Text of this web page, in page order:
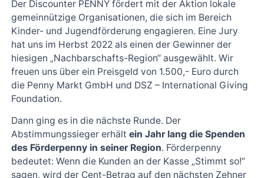
Der Discounter PENNY fördert mit der Aktion lokale
gemeinnützige Organisationen, die sich im Bereich
Kinder- und Jugendförderung engagieren. Eine Jury
hat uns im Herbst 2022 als einen der Gewinner der
hiesigen „Nachbarschafts-Region“ ausgewählt. Wir
freuen uns über ein Preisgeld von 1.500,- Euro durch
die Penny Markt GmbH und DSZ – International Giving
Foundation.
Dann ging es in die nächste Runde. Der
Abstimmungssieger erhältein Jahr lang die Spenden
des Förderpenny in seiner Region. Förderpenny
bedeutet: Wenn die Kunden an der Kasse „Stimmt so!“
sagen, wird der Cent-Betrag auf den nächsten Zehner